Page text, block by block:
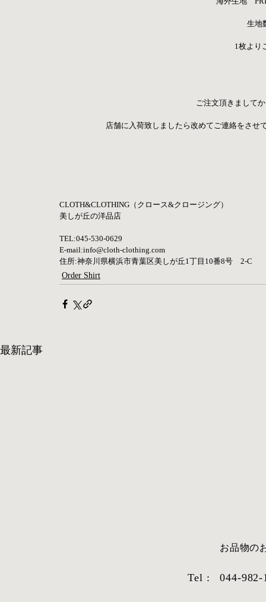
生地
1枚より
ご注文頂きまして
店舗に入荷致しましたら改めてご連絡をさせ
CLOTH&CLOTHING（クロース&クロージング）
美しが丘の洋品店
TEL:045-530-0629
E-mail:info@cloth-clothing.com
住所:神奈川県横浜市青葉区美しが丘1丁目10番8号　2-C
Order Shirt
最新記事
お品物の
Tel : 044-982-